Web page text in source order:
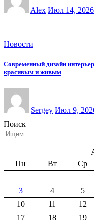
Alex Июл 14, 2026
Новости
Современный дизайн
красивым и живым
Sergey Июл 9,
Поиск
Пн
Вт Ср
3
4 5
10
11 12
17
18 19